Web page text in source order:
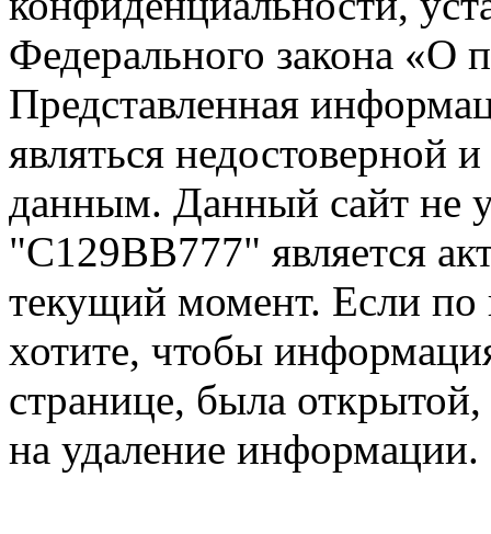
Федерального закона «О
Представленная
являться недостоверной
данным. Данный сайт не
"С129ВВ777" является
текущий момент. Если
хотите, чтобы
странице, была открытой,
на удаление информации.